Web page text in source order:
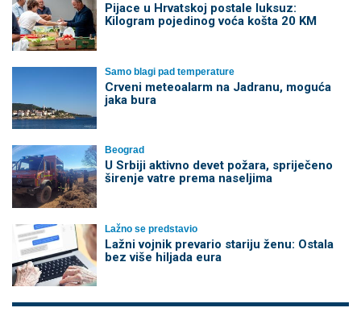
Pijace u Hrvatskoj postale luksuz:
Kilogram pojedinog voća košta 20 KM
Samo blagi pad temperature
Crveni meteoalarm na Jadranu, moguća
jaka bura
Beograd
U Srbiji aktivno devet požara, spriječeno
širenje vatre prema naseljima
Lažno se predstavio
Lažni vojnik prevario stariju ženu: Ostala
bez više hiljada eura